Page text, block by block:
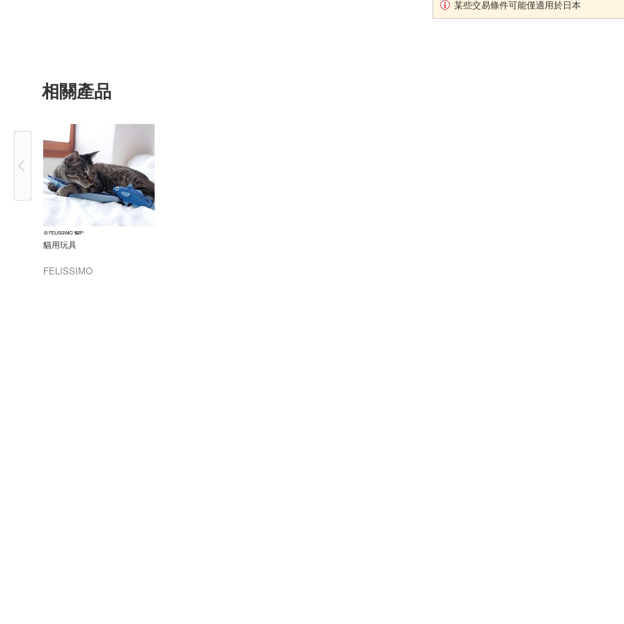
某些交易條件可能僅適用於日本
相關產品
Previous
貓用玩具
FELISSIMO